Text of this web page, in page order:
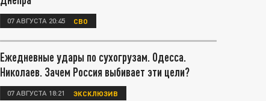
07 АВГУСТА 20:45 СВО
Ежедневные удары по сухогрузам. Одесса.
Николаев. Зачем Россия выбивает эти цели?
07 АВГУСТА 18:21 ЭКСКЛЮЗИВ